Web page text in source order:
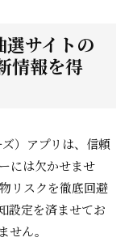
サイトの
情報を得
）アプリは、信頼
には欠かせませ
リスクを徹底回避
設定を済ませてお
せん。